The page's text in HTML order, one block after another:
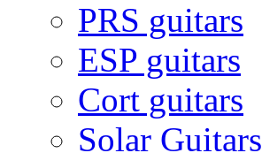
PRS guitars
ESP guitars
Cort guitars
Solar Guitars